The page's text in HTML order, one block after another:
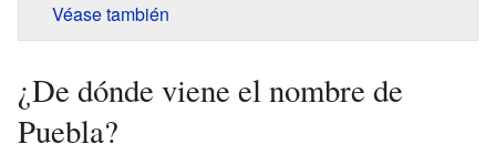
Véase también
¿De dónde viene el nombre de
Puebla?